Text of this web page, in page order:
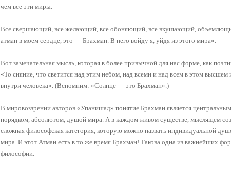
чем все эти миры.
Все свершающий, все желающий, все обоняющий, все вкушающий,
атман в моем сердце, это — Брахман. В него войду я, уйдя из этого мира».
Вот замечательная мысль, которая в более привычной для нас форме, как
«То сияние, что светится над этим небом, над всеми и над всем в этом
внутри человека». (Вспомним: «Солнце — это Брахман».)
В мировоззрении авторов «Упанишад» понятие Брахман является
порядком, абсолютом, душой мира. А в каждом живом существе, мыслящем
сложная философская категория, которую можно назвать индивидуальной
мира. И этот Атман есть в то же время Брахман! Такова одна из важнейших
философии.